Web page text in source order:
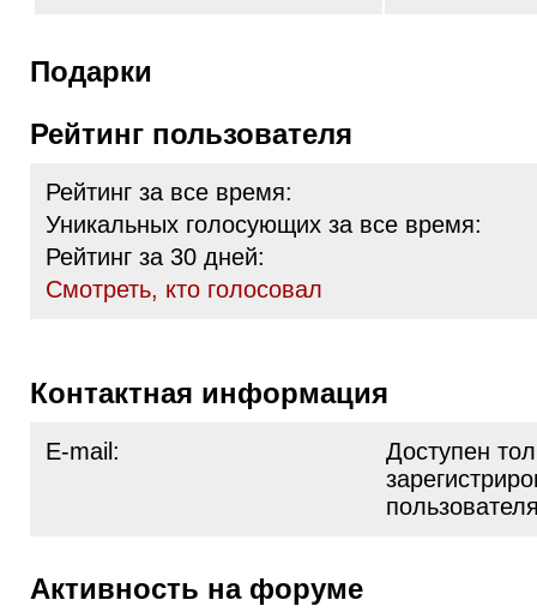
Подарки
Рейтинг пользователя
Рейтинг за все время:
Уникальных голосующих за все время:
Рейтинг за 30 дней:
Cмотреть, кто голосовал
Контактная информация
E-mail:
Доступен
Активность на форуме